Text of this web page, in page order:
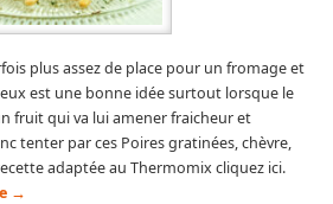
plus assez de place pour un fromage et
est une bonne idée surtout lorsque le
fruit qui va lui amener fraicheur et
tenter par ces Poires gratinées, chèvre,
adaptée au Thermomix cliquez ici.
→